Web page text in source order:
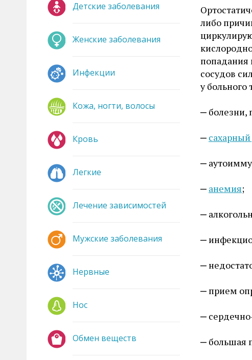
либо
попадания
сосудов
у
болезни,
анемия;
прием
большая
Детские заболевания
Женские заболевания
Инфекции
Кожа, ногти, волосы
Кровь
Легкие
Лечение зависимостей
Мужские заболевания
Нервные
Нос
Обмен веществ